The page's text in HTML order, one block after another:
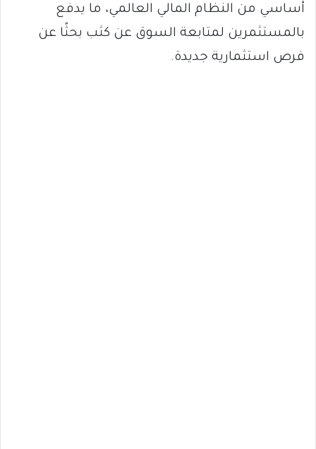
أساسي من النظام المالي العالمي، ما يدفع
بالمستثمرين لمتابعة السوق عن كثب بحثًا عن
فرص استثمارية جديدة.